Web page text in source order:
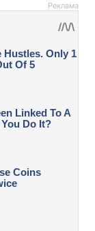
Реклама